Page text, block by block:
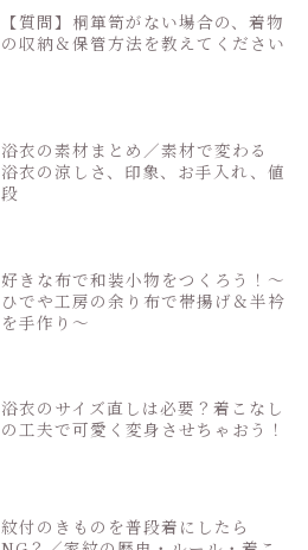
【質問】桐箪笥がない場合の、着物
の収納＆保管方法を教えてください
浴衣の素材まとめ／素材で変わる
浴衣の涼しさ、印象、お手入れ、値
段
好きな布で和装小物をつくろう！〜
ひでや工房の余り布で帯揚げ＆半衿
を手作り〜
浴衣のサイズ直しは必要？着こなし
の工夫で可愛く変身させちゃおう！
紋付のきものを普段着にしたら